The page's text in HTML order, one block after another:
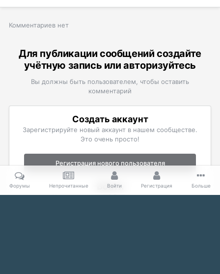
Комментариев нет
Для публикации сообщений создайте
учётную запись или авторизуйтесь
Вы должны быть пользователем, чтобы оставить
комментарий
Создать аккаунт
Зарегистрируйте новый аккаунт в нашем сообществе.
Это очень просто!
Регистрация нового пользователя
Войти
Уже есть аккаунт? Войти в систему.
Форумы Непрочитанные Войти Регистрация Больше